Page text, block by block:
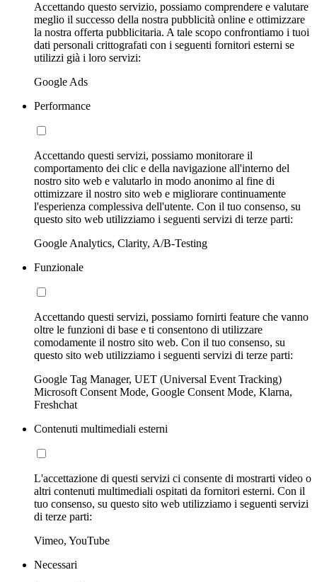
Accettando questo servizio, possiamo comprendere e valutare
meglio il successo della nostra pubblicità online e ottimizzare
la nostra offerta pubblicitaria. A tale scopo confrontiamo i tuoi
dati personali crittografati con i seguenti fornitori esterni se
utilizzi già i loro servizi:
Google Ads
Performance
Accettando questi servizi, possiamo monitorare il
comportamento dei clic e della navigazione all'interno del
nostro sito web e valutarlo in modo anonimo al fine di
ottimizzare il nostro sito web e migliorare continuamente
l'esperienza complessiva dell'utente. Con il tuo consenso, su
questo sito web utilizziamo i seguenti servizi di terze parti:
Google Analytics, Clarity, A/B-Testing
Funzionale
Accettando questi servizi, possiamo fornirti feature che vanno
oltre le funzioni di base e ti consentono di utilizzare
comodamente il nostro sito web. Con il tuo consenso, su
questo sito web utilizziamo i seguenti servizi di terze parti:
Google Tag Manager, UET (Universal Event Tracking)
Microsoft Consent Mode, Google Consent Mode, Klarna,
Freshchat
Contenuti multimediali esterni
L'accettazione di questi servizi ci consente di mostrarti video o
altri contenuti multimediali ospitati da fornitori esterni. Con il
tuo consenso, su questo sito web utilizziamo i seguenti servizi
di terze parti:
Vimeo, YouTube
Necessari